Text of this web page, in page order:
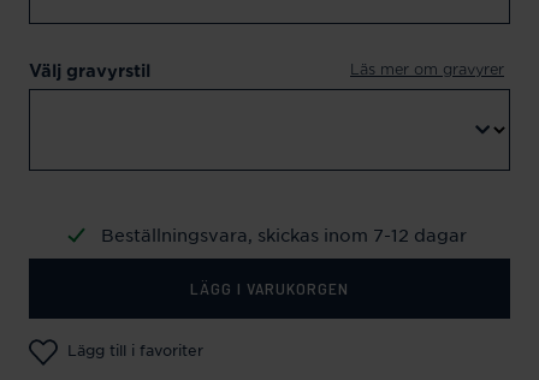
Välj gravyrstil Läs mer om gravyrer
Beställningsvara, skickas inom 7-12 dagar
LÄGG I VARUKORGEN
Lägg till i favoriter